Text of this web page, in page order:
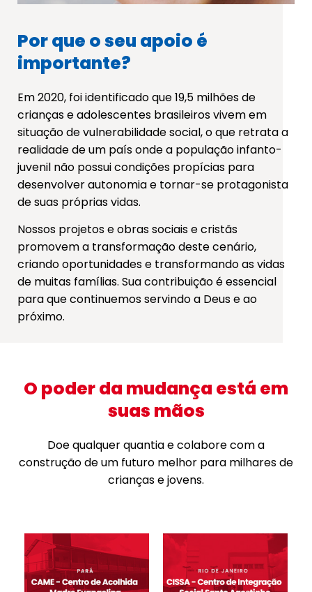
Por que o seu apoio é
importante?
Em 2020, foi identificado que 19,5 milhões de
crianças e adolescentes brasileiros vivem em
situação de vulnerabilidade social, o que retrata a
realidade de um país onde a população infanto-
juvenil não possui condições propícias para
desenvolver autonomia e tornar-se protagonista
de suas próprias vidas.
Nossos projetos e obras sociais e cristãs
promovem a transformação deste cenário,
criando oportunidades e transformando as vidas
de muitas famílias. Sua contribuição é essencial
para que continuemos servindo a Deus e ao
próximo.
O poder da mudança está em
suas mãos
Doe qualquer quantia e colabore com a
construção de um futuro melhor para milhares de
crianças e jovens.